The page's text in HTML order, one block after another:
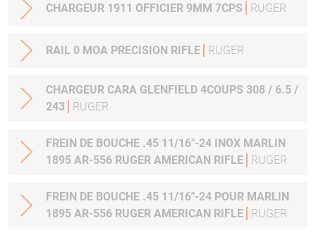
CHARGEUR 1911 OFFICIER 9MM 7CPS RUGER
RAIL 0 MOA PRECISION RIFLE RUGER
CHARGEUR CARA GLENFIELD 4COUPS 308 / 6.5 /
243
RUGER
FREIN DE BOUCHE .45 11/16"-24 INOX MARLIN
1895 AR-556 RUGER AMERICAN RIFLE
RUGER
FREIN DE BOUCHE .45 11/16"-24 POUR MARLIN
1895 AR-556 RUGER AMERICAN RIFLE
RUGER